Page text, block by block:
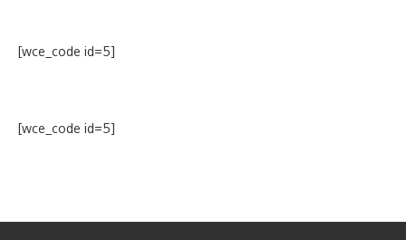
[wce_code id=5]
[wce_code id=5]